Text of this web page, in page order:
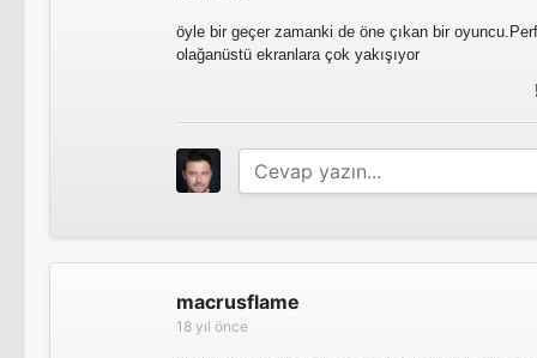
öyle bir geçer zamanki de öne çıkan bir
olağanüstü ekranlara çok yakışıyor
macrusflame
18 yıl önce